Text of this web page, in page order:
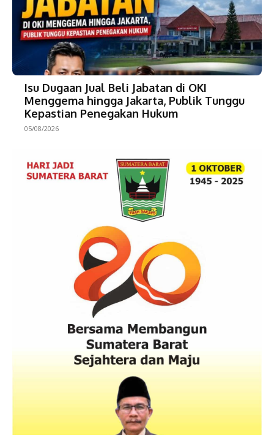
Isu Dugaan Jual Beli Jabatan di OKI
Menggema hingga Jakarta, Publik Tunggu
Kepastian Penegakan Hukum
05/08/2026